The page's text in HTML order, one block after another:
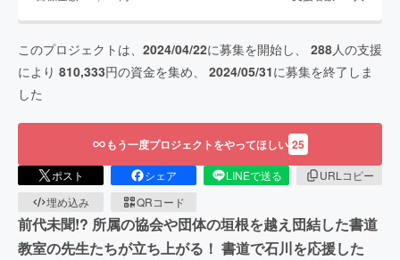
このプロジェクトは、 2024/04/22に募集を開始し、 288人の支援
により 810,333円の資金を集め、 2024/05/31に募集を終了しま
した
もう一度プロジェクトをやってほしい 25
ポスト シェア LINEで送る
URLコピー
埋め込み
QRコード
前代未聞!? 所属の協会や団体の垣根を越え団結した書道
教室の先生たちが立ち上がる！ 書道で石川を応援した